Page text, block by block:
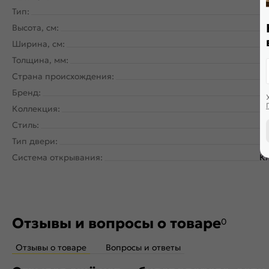
Тип:
Высота, см:
Ширина, см:
Толщина, мм:
Страна происхождения:
Бренд:
Коллекция:
Стиль:
Тип двери:
Система открывания:
Отзывы и вопросы о товаре0
Отзывы о товаре Вопросы и ответы